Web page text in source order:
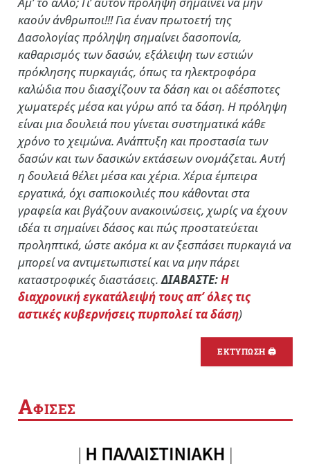
καούν άνθρωποι!!! Για έναν πρωτοετή της
Δασολογίας πρόληψη σημαίνει δασοπονία,
καθαρισμός των δασών, εξάλειψη των εστιών
πρόκλησης πυρκαγιάς, όπως τα ηλεκτροφόρα
καλώδια που διασχίζουν τα δάση και οι αδέσποτες
χωματερές μέσα και γύρω από τα δάση. Η πρόληψη
είναι μια δουλειά που γίνεται συστηματικά κάθε
χρόνο το χειμώνα. Ανάπτυξη και προστασία των
δασών και των δασικών εκτάσεων ονομάζεται. Αυτή
η δουλειά θέλει μέσα και χέρια. Χέρια έμπειρα
εργατικά, όχι σαπιοκοιλιές που κάθονται στα
γραφεία και βγάζουν ανακοινώσεις, χωρίς να έχουν
ιδέα τι σημαίνει δάσος και πώς προστατεύεται
προληπτικά, ώστε ακόμα κι αν ξεσπάσει πυρκαγιά να
μπορεί να αντιμετωπιστεί και να μην πάρει
καταστροφικές διαστάσεις.ΔΙΑΒΑΣΤΕ:Η
διαχρονική εγκατάλειψή τους απ’ όλες τις
αστικές κυβερνήσεις πυρπολεί τα δάση)
ΕΚΤΥΠΩΣΗ 🖨
ΑΦΙΣΕΣ